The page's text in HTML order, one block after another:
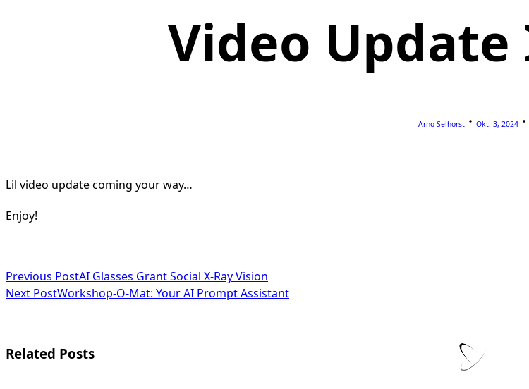
Video
Arno Selhorst Okt. 3, 2024
Lil video update coming your way…
Enjoy!
<span
class="nav-
screen-
Previous PostAI Glasses Grant Social X-Ray Vision
Next PostWorkshop-O-Mat: Your AI Prompt Assistant
Related Posts